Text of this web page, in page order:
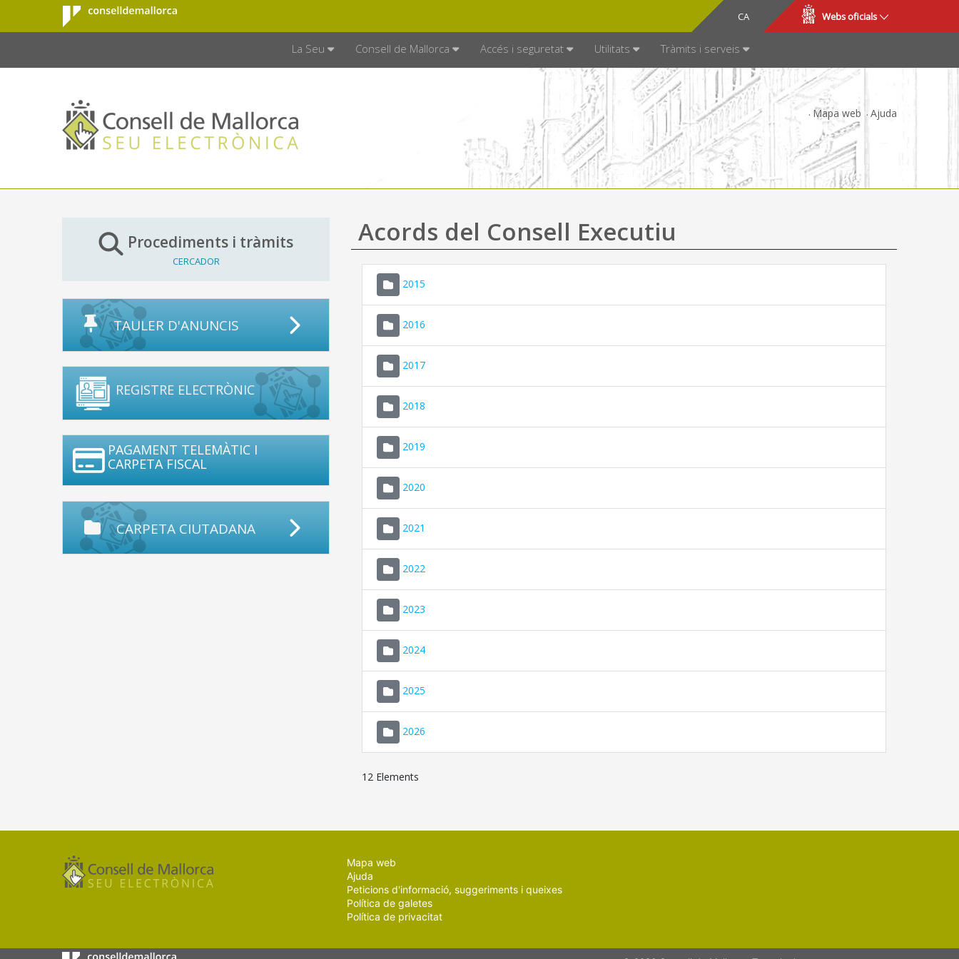
Salta al contingut principal
Consell de
Mallorca
CA
ES Webs oficials
La Seu Consell de Mallorca Accés i seguretat Utilitats Tràmits i serveis
Mapa web Ajuda
Procediments i tràmits
CERCADOR
TAULER D'ANUNCIS
REGISTRE ELECTRÒNIC
PAGAMENT TELEMÀTIC I
CARPETA FISCAL
CARPETA CIUTADANA
Acords del Consell Executiu
2015
2016
2017
2018
2019
2020
2021
2022
2023
2024
2025
2026
12 Elements
Mapa web
Ajuda
Peticions d'informació, suggeriments i queixes
Política de galetes
Política de privacitat